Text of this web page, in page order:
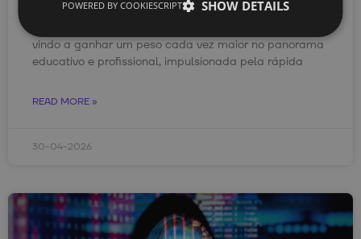
vindo a ganhar um peso cada vez maior no panorama
educativo e profissional, impulsionada pela rápida
READ MORE »
30-04-2026
SHOW DETAILS
POWERED BY COOKIESCRIPT